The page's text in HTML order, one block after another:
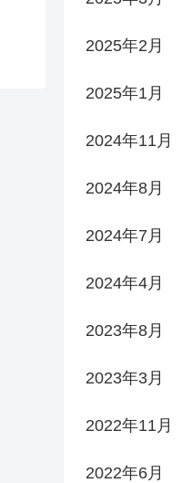
2025年2月
2025年1月
2024年11月
2024年8月
2024年7月
2024年4月
2023年8月
2023年3月
2022年11月
2022年6月